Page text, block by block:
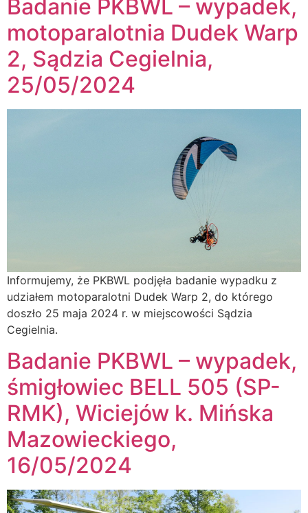
Badanie PKBWL – wypadek,
motoparalotnia Dudek Warp
2, Sądzia Cegielnia,
25/05/2024
Informujemy, że PKBWL podjęła badanie wypadku z
udziałem motoparalotni Dudek Warp 2, do którego
doszło 25 maja 2024 r. w miejscowości Sądzia
Cegielnia.
Badanie PKBWL – wypadek,
śmigłowiec BELL 505 (SP-
RMK), Wiciejów k. Mińska
Mazowieckiego,
16/05/2024